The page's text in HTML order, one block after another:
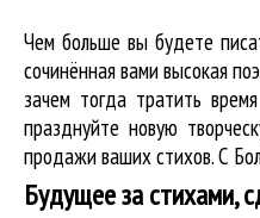
Чем больше вы будете
сочинённая вами высокая
зачем тогда тратить
празднуйте новую
продажи ваших стихов. С
Будущее за стихами,